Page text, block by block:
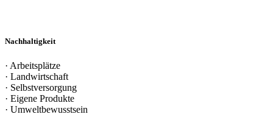
Nachhaltigkeit
· Arbeitsplätze
· Landwirtschaft
· Selbstversorgung
· Eigene Produkte
· Umweltbewusstsein